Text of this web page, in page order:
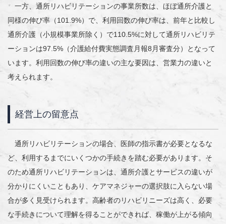
一方、通所リハビリテーションの事業所数は、ほぼ通所介護と
同様の伸び率（101.9%）で、利用回数の伸び率は、前年と比較し
通所介護（小規模事業所除く）で110.5%に対して通所リハビリテ
ーションは97.5%（介護給付費実態調査月報8月審査分）となって
います。利用回数の伸び率の違いの主な要因は、営業力の違いと
考えられます。
経営上の留意点
通所リハビリテーションの場合、医師の指示書が必要となるな
ど、利用するまでにいくつかの手続きを踏む必要があります。そ
のため通所リハビリテーションは、通所介護とサービスの違いが
分かりにくいこともあり、ケアマネジャーの選択肢に入らない場
合が多く見受けられます。高齢者のリハビリニーズは高く、必要
な手続きについて理解を得ることができれば、稼働が上がる傾向